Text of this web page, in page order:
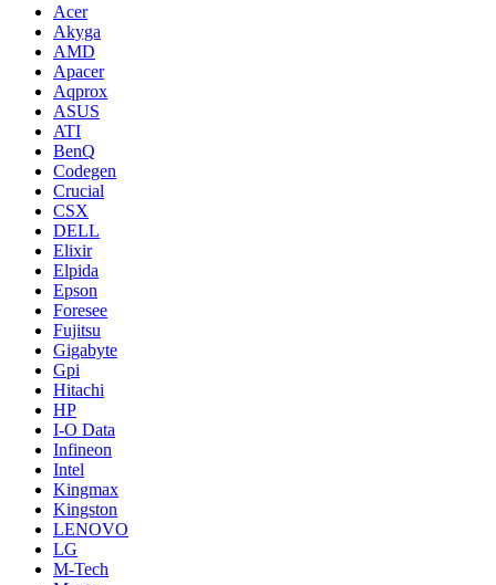
Acer
Akyga
AMD
Apacer
Aqprox
ASUS
ATI
BenQ
Codegen
Crucial
CSX
DELL
Elixir
Elpida
Epson
Foresee
Fujitsu
Gigabyte
Gpi
Hitachi
HP
I-O Data
Infineon
Intel
Kingmax
Kingston
LENOVO
LG
M-Tech